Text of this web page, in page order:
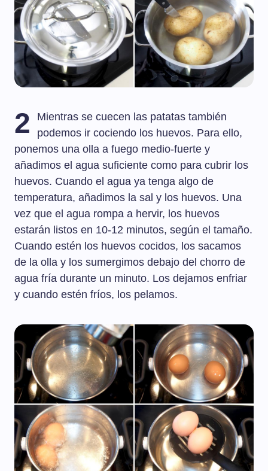
2
Mientras se cuecen las patatas también
podemos ir cociendo los huevos. Para ello,
ponemos una olla a fuego medio-fuerte y
añadimos el agua suficiente como para cubrir los
huevos. Cuando el agua ya tenga algo de
temperatura, añadimos la sal y los huevos. Una
vez que el agua rompa a hervir, los huevos
estarán listos en 10-12 minutos, según el tamaño.
Cuando estén los huevos cocidos, los sacamos
de la olla y los sumergimos debajo del chorro de
agua fría durante un minuto. Los dejamos enfriar
y cuando estén fríos, los pelamos.